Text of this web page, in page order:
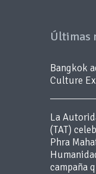
Últimas
Bangkok
Culture
La
(TAT)
Phra
campaña